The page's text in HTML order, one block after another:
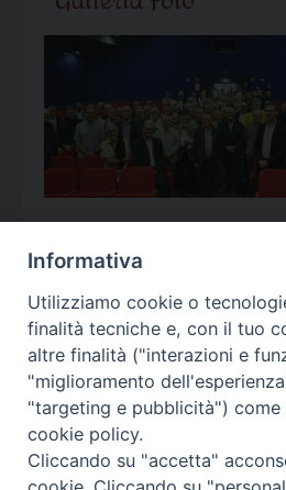
Calendario
<< Ago 2026
l m m g
28
3
4 5 6
Informativa
Utilizziamo cookie o
finalità tecniche e, con il tuo
altre finalità ("interazioni e
"miglioramento
"targeting e pubblicità") come
cookie policy.
Cliccando su "accetta"